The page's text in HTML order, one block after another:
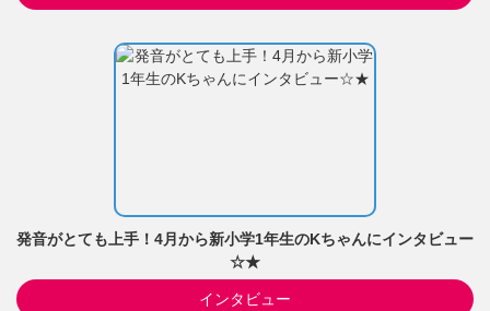
発音がとても上手！4月から新小学1年生のKちゃんにインタビュー
☆★
インタビュー